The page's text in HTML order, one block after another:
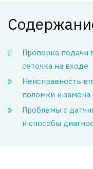
Проверка подачи
сеточка на входе
Неисправность
поломки и
Проблемы с
и способы